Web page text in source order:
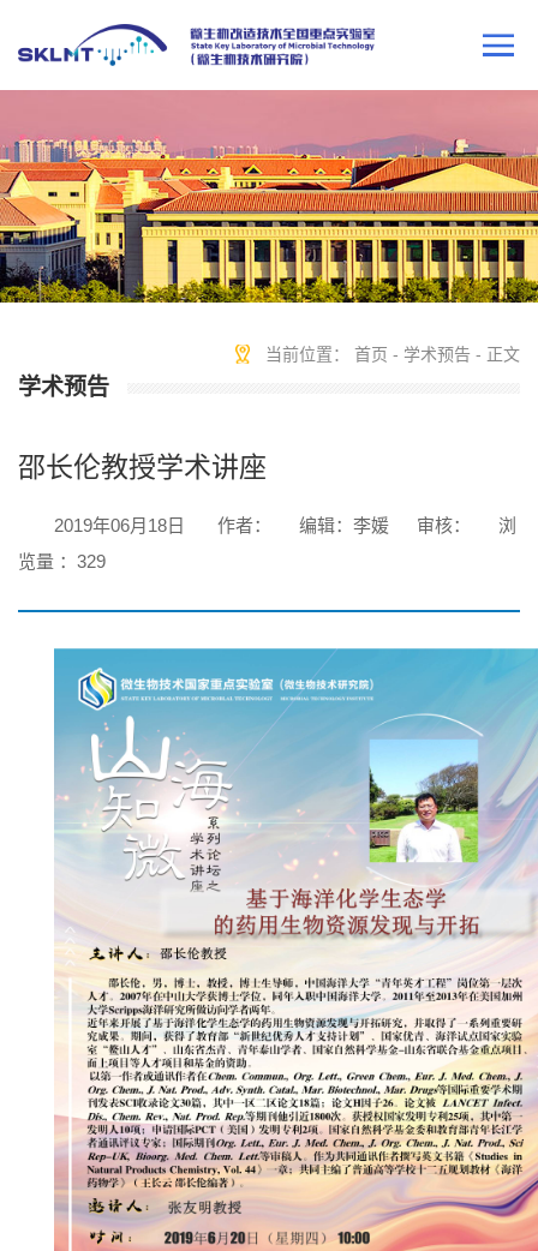
当前位置： 首页 - 学术预告 - 正文
学术预告
邵长伦教授学术讲座
2019年06月18日 作者： 编辑：李媛 审核：
浏
览量 ： 329